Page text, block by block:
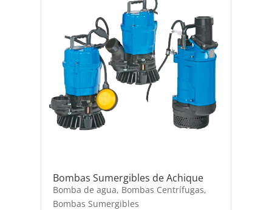
Bombas Sumergibles de Achique
Bomba de agua, Bombas Centrífugas,
Bombas Sumergibles